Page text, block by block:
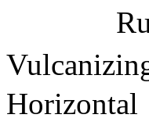
Rubber
Horizontal